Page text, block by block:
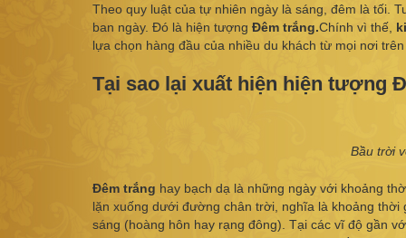
Theo quy luật của tự nhiên ngày là sáng, đêm là tối.
ban ngày. Đó là hiện tượng Đêm trắng.Chính vì thế,
lựa chọn hàng đầu của nhiều du khách từ mọi nơi
Tại sao lại xuất hiện hiện tượng
Bầu trời
Đêm trắng hay bạch dạ là những ngày với khoảng
lặn xuống dưới đường chân trời, nghĩa là khoảng
sáng (hoàng hôn hay rạng đông). Tại các vĩ độ gần